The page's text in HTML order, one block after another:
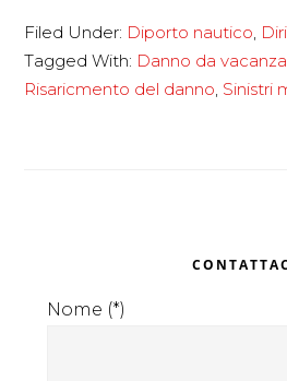
Filed Under: Diporto nautico,
Tagged With: Danno da
Risaricmento del danno, Sinistri
Sidebar
Nome (*)